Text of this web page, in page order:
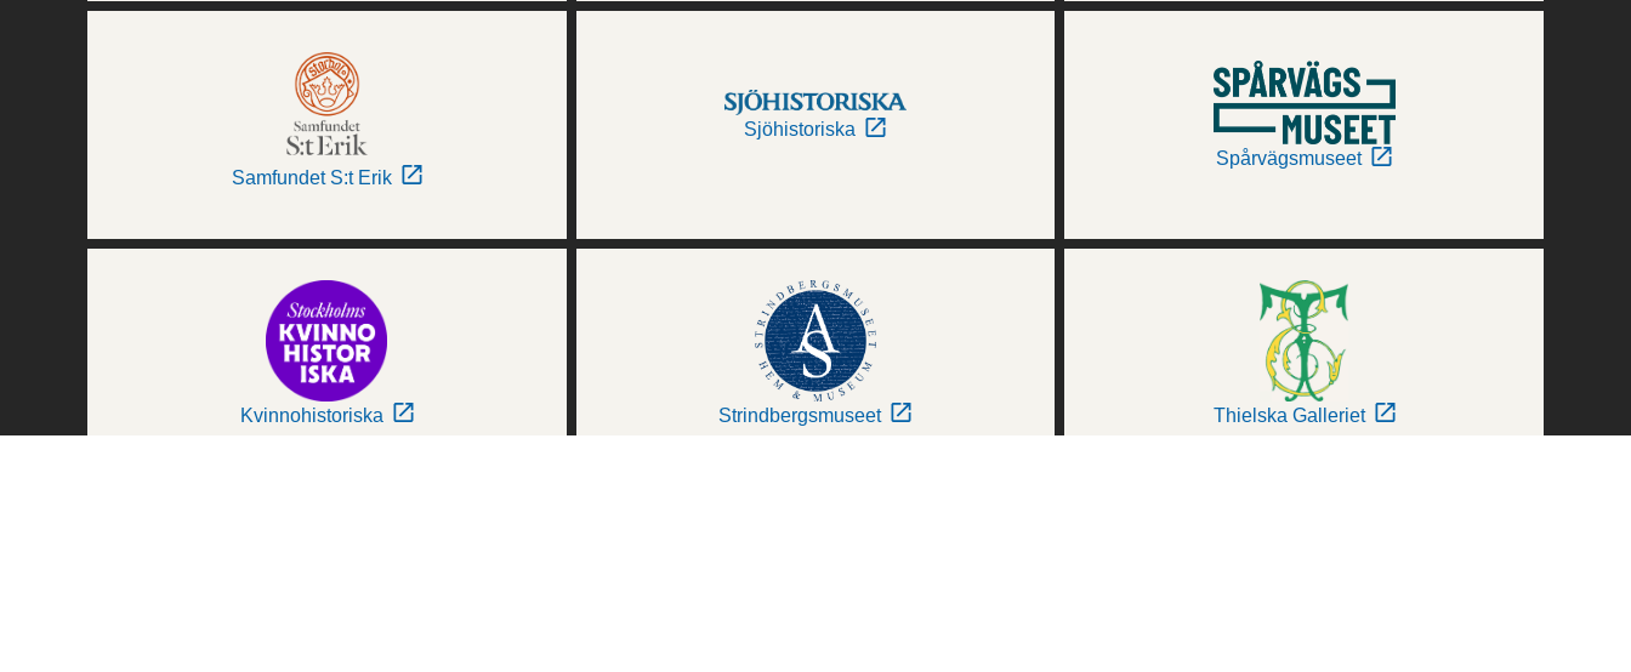
Samfundet S:t Erik
Sjöhistoriska
Spårvägsmuseet
Kvinnohistoriska Strindbergsmuseet Thielska Galleriet